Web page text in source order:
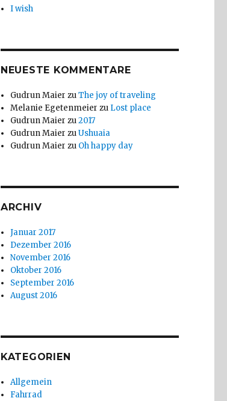
I wish
NEUESTE KOMMENTARE
Gudrun Maier zuThe joy of traveling
Melanie Egetenmeier zu Lost place
Gudrun Maier zu2017
Gudrun Maier zuUshuaia
Gudrun Maier zu Oh happy day
ARCHIV
Januar 2017
Dezember 2016
November 2016
Oktober 2016
September 2016
August 2016
KATEGORIEN
Allgemein
Fahrrad